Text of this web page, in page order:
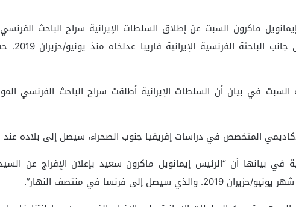
ماكرون السبت عن إطلاق السلطات الإيرانية سراح الباحث
الموقوف في
السبت في بيان أن السلطات الإيرانية أطلقت سراح الباحث الفرنسي
المتخصص في دراسات إفريقيا جنوب الصحراء، سيصل إلى بلاده
في بيانها أن “الرئيس إيمانويل ماكرون سعيد بإعلان الإفراج عن
سيصل إلى فرنسا في منتصف النهار”.